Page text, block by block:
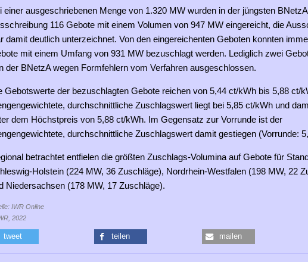
einer ausgeschriebenen Menge von 1.320 MW wurden in der jüngsten
116 Gebote mit einem Volumen von 947 MW eingereicht, die
damit deutlich unterzeichnet. Von den eingereichenten Geboten konnten
mit einem Umfang von 931 MW bezuschlagt werden. Lediglich zwei
der BNetzA wegen Formfehlern vom Verfahren ausgeschlossen.
Gebotswerte der bezuschlagten Gebote reichen von 5,44 ct/kWh bis 5,88 ct/
durchschnittliche Zuschlagswert liegt bei 5,85 ct/kWh und
dem Höchstpreis von 5,88 ct/kWh. Im Gegensatz zur Vorrunde ist der
durchschnittliche Zuschlagswert damit gestiegen (Vorrunde:
betrachtet entfielen die größten Zuschlags-Volumina auf Gebote für
Holstein (224 MW, 36 Zuschläge), Nordrhein-Westfalen (198 MW, 22
Niedersachsen (178 MW, 17 Zuschläge).
IWR Online
2022
tweet teilen mailen